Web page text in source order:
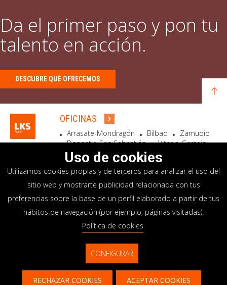
Da el primer paso y pon tu
talento en acción.
DESCUBRE QUÉ OFRECEMOS
OFICINAS
Arrasate-Mondragón Bilbao
Zamudio
Donostia-San Sebastián
Vitoria-Gasteiz
Madrid
El Astillero Bidart
SEDE SOCIAL
Goiru, 7 Arrasate-Mondragón
CP 20500 GIPUZKOA – SPAIN
+34 900 84 14 14
info@lksnext.com
Aviso legal
Portal de privacidad
Política de cookies
Sistema interno información
Uso de cookies
Utilizamos cookies propias y de terceros para analizar el uso del
sitio web y mostrarte publicidad relacionada con tus
preferencias sobre la base de un perfil elaborado a partir de tus
hábitos de navegación (por ejemplo, páginas visitadas).
Política de cookies.
CONFIGURAR
RECHAZAR COOKIES ACEPTAR COOKIES